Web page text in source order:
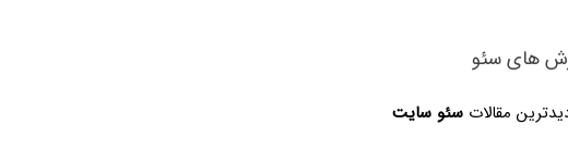
های سئو
مقالاتسئو سایت